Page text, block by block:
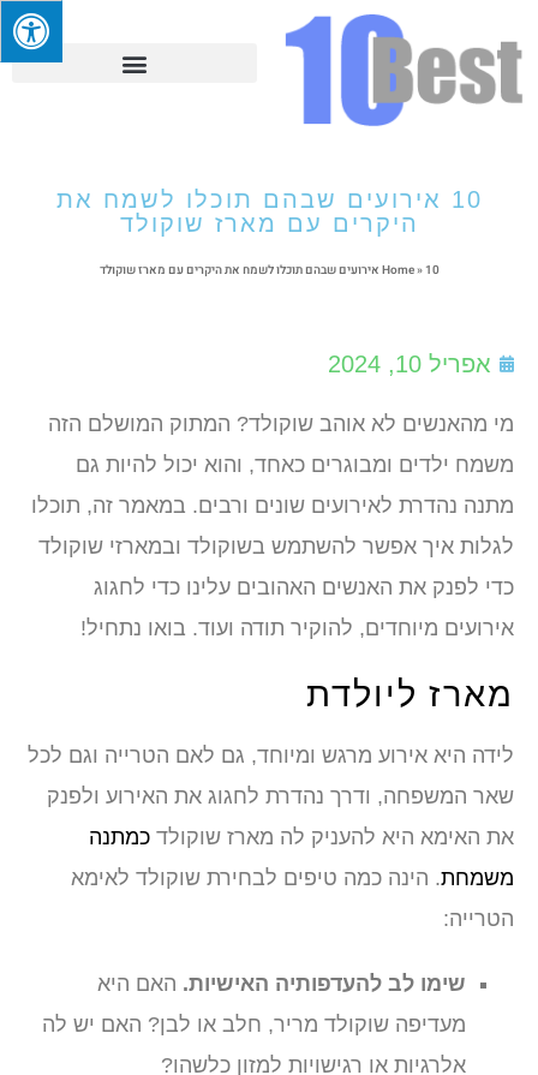
10 אירועים שבהם תוכלו לשמח את
היקרים עם מארז שוקולד
Home» 10 אירועים שבהם תוכלו לשמח את היקרים עם מארז שוקולד
אפריל 10, 2024
מי מהאנשים לא אוהב שוקולד? המתוק המושלם הזה
משמח ילדים ומבוגרים כאחד, והוא יכול להיות גם
מתנה נהדרת לאירועים שונים ורבים. במאמר זה, תוכלו
לגלות איך אפשר להשתמש בשוקולד ובמארזי שוקולד
כדי לפנק את האנשים האהובים עלינו כדי לחגוג
אירועים מיוחדים, להוקיר תודה ועוד. בואו נתחיל!
מארז ליולדת
לידה היא אירוע מרגש ומיוחד, גם לאם הטרייה וגם לכל
שאר המשפחה, ודרך נהדרת לחגוג את האירוע ולפנק
את האימא היא להעניק לה מארז שוקולד כמתנה
משמחת. הינה כמה טיפים לבחירת שוקולד לאימא
הטרייה:
שימו לב להעדפותיה האישיות. האם היא
מעדיפה שוקולד מריר, חלב או לבן? האם יש לה
אלרגיות או רגישויות למזון כלשהו?